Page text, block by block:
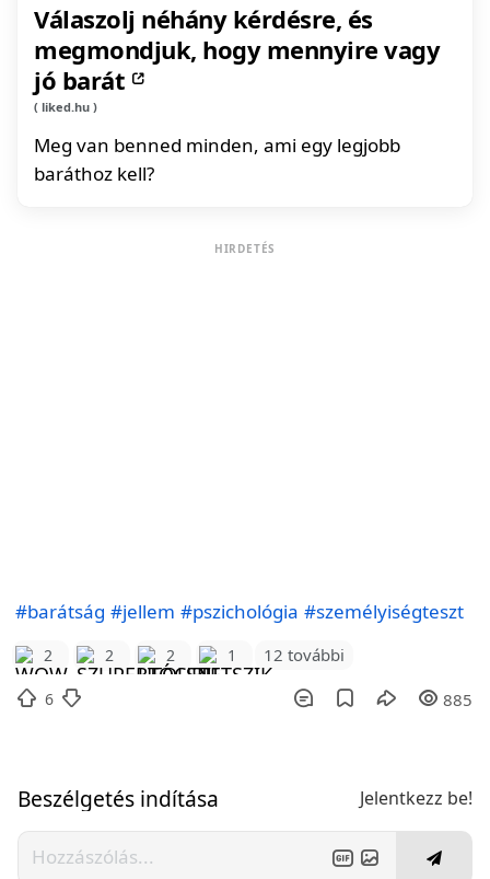
Válaszolj néhány kérdésre, és
megmondjuk, hogy mennyire vagy
jó barát
liked.hu
Meg van benned minden, ami egy legjobb
baráthoz kell?
HIRDETÉS
#barátság #jellem #pszichológia #személyiségteszt
2 2 2 1 12 további
6 885
Beszélgetés indítása Jelentkezz be!